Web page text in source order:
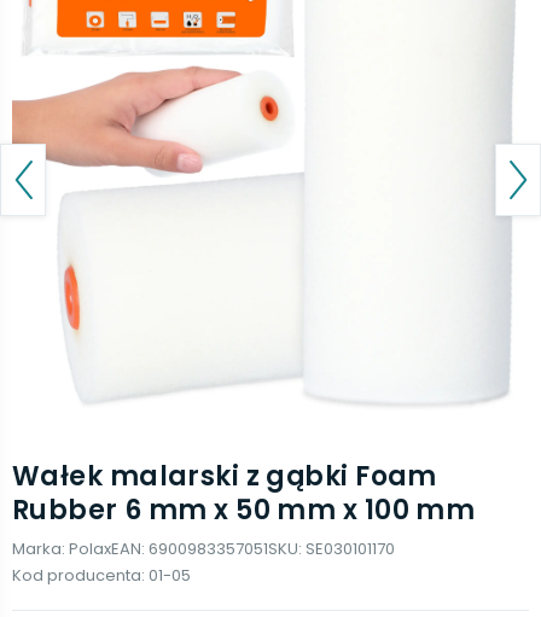
Wałek malarski z gąbki Foam
Rubber 6 mm x 50 mm x 100 mm
Marka: PolaxEAN: 6900983357051SKU: SE030101170
Kod producenta: 01-05